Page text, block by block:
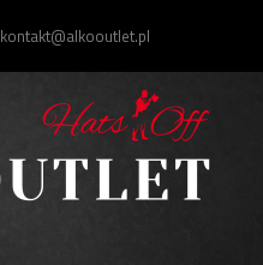
kontakt@alkooutlet.pl